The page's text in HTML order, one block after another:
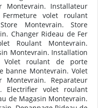
Montevrain. Installateur
volet roulant
Montevrain. Store
Changer Rideau de Fer
Roulant Montevrain.
Montevrain. Installation
Volet roulant de porte
banne Montevrain. Volet
Reparateur
Electrifier volet roulant
de Magasin Montevrain.